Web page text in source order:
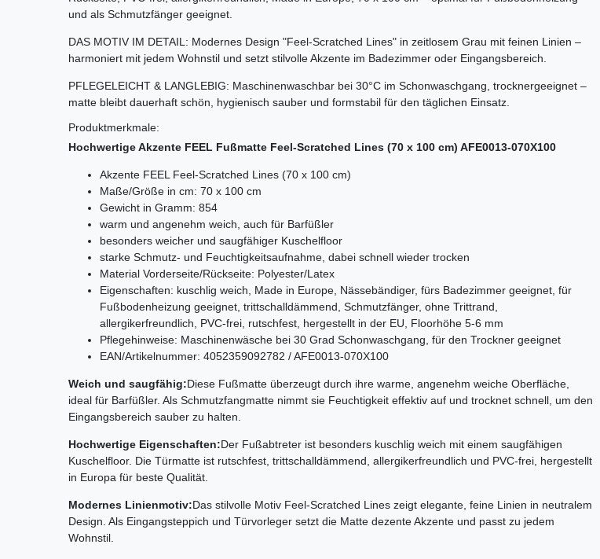
und als Schmutzfänger geeignet.
DAS MOTIV IM DETAIL: Modernes Design "Feel-Scratched Lines" in zeitlosem Grau mit feinen Linien –
harmoniert mit jedem Wohnstil und setzt stilvolle Akzente im Badezimmer oder Eingangsbereich.
PFLEGELEICHT & LANGLEBIG: Maschinenwaschbar bei 30°C im Schonwaschgang, trocknergeeignet –
matte bleibt dauerhaft schön, hygienisch sauber und formstabil für den täglichen Einsatz.
Produktmerkmale:
Hochwertige Akzente FEEL Fußmatte Feel-Scratched Lines (70 x 100 cm) AFE0013-070X100
Akzente FEEL Feel-Scratched Lines (70 x 100 cm)
Maße/Größe in cm: 70 x 100 cm
Gewicht in Gramm: 854
warm und angenehm weich, auch für Barfüßler
besonders weicher und saugfähiger Kuschelfloor
starke Schmutz- und Feuchtigkeitsaufnahme, dabei schnell wieder trocken
Material Vorderseite/Rückseite: Polyester/Latex
Eigenschaften: kuschlig weich, Made in Europe, Nässebändiger, fürs Badezimmer geeignet, für
Fußbodenheizung geeignet, trittschalldämmend, Schmutzfänger, ohne Trittrand,
allergikerfreundlich, PVC-frei, rutschfest, hergestellt in der EU, Floorhöhe 5-6 mm
Pflegehinweise: Maschinenwäsche bei 30 Grad Schonwaschgang, für den Trockner geeignet
EAN/Artikelnummer: 4052359092782 / AFE0013-070X100
Weich und saugfähig:Diese Fußmatte überzeugt durch ihre warme, angenehm weiche Oberfläche,
ideal für Barfüßler. Als Schmutzfangmatte nimmt sie Feuchtigkeit effektiv auf und trocknet schnell, um den
Eingangsbereich sauber zu halten.
Hochwertige Eigenschaften:Der Fußabtreter ist besonders kuschlig weich mit einem saugfähigen
Kuschelfloor. Die Türmatte ist rutschfest, trittschalldämmend, allergikerfreundlich und PVC-frei, hergestellt
in Europa für beste Qualität.
Modernes Linienmotiv:Das stilvolle Motiv Feel-Scratched Lines zeigt elegante, feine Linien in neutralem
Design. Als Eingangsteppich und Türvorleger setzt die Matte dezente Akzente und passt zu jedem
Wohnstil.